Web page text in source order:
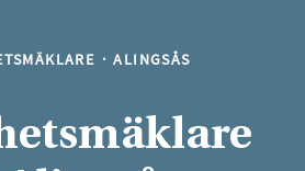
· ALINGSÅS